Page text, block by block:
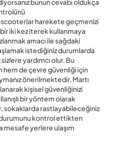
bunun cevabı oldukça
harekete geçmenizi
bir iki kez iterek kullanmaya
amacı ile sağdaki
istediğiniz durumlarda
yardımcı olur. Bu
hem de çevre güvenliği için
önerilmektedir. Martı
kişisel güvenliğinizi
bir yöntem olarak
sokaklarda rastlayabileceğiniz
kontrol ettikten
mesafe yerlere ulaşım